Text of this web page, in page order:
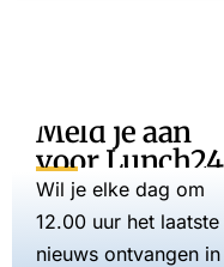
Meld je aan
voor Lunch24
Wil je elke dag om
12.00 uur het laatste
nieuws ontvangen in